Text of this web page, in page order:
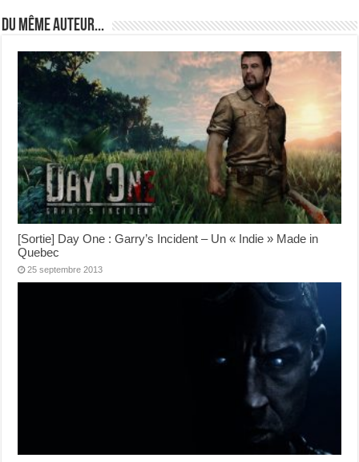
Du même auteur...
[Sortie] Day One : Garry’s Incident – Un « Indie » Made in
Quebec
25 septembre 2013